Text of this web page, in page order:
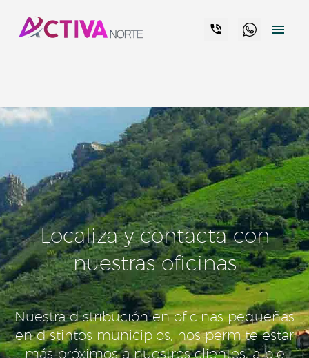


Localiza y contacta con
nuestras oficinas
Nuestra distribución en oficinas pequeñas
en distintos municipios, nos permite estar
más próximos a nuestros clientes, a pie